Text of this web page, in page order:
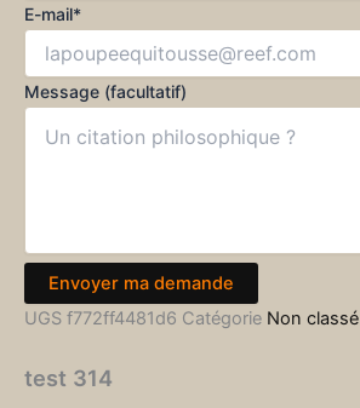
E-mail*
Message (facultatif)
Envoyer ma demande
UGS f772ff4481d6 Catégorie Non classé
test 314